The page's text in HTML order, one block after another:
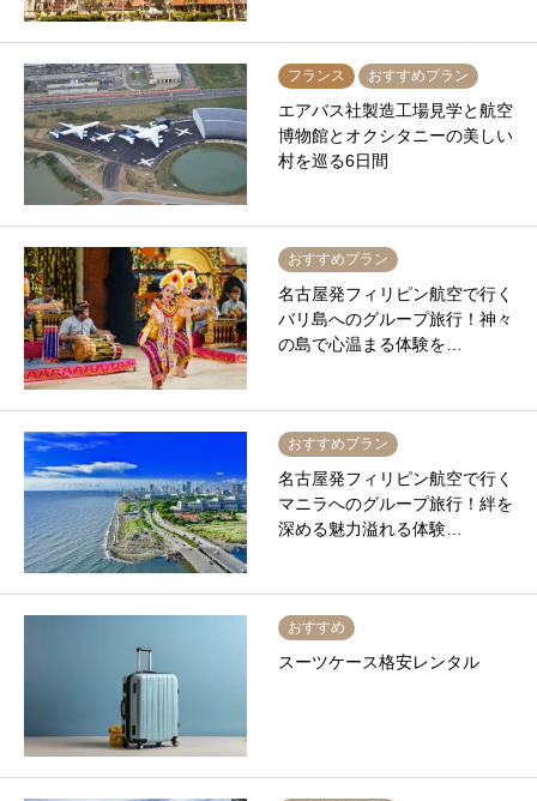
フランス おすすめプラン
エアバス社製造工場見学と航空
博物館とオクシタニーの美しい
村を巡る6日間
おすすめプラン
名古屋発フィリピン航空で行く
バリ島へのグループ旅行！神々
の島で心温まる体験を…
おすすめプラン
名古屋発フィリピン航空で行く
マニラへのグループ旅行！絆を
深める魅力溢れる体験…
おすすめ
スーツケース格安レンタル